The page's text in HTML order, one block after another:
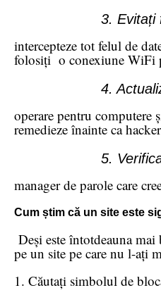
3. Evitați
intercepteze tot felul de
folosiți o conexiune WiFi
4.
operare pentru computere
remedieze înainte ca
5.
manager de parole care
Cum știm că un site este
Deși este întotdeauna
pe un site pe care nu l-ați
1. Căutați simbolul de